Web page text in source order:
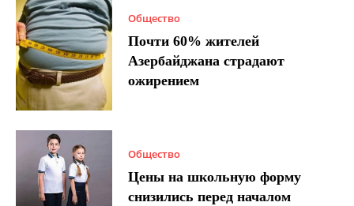
Общество
Почти 60% жителей
Азербайджана страдают
ожирением
Общество
Цены на школьную форму
снизились перед началом